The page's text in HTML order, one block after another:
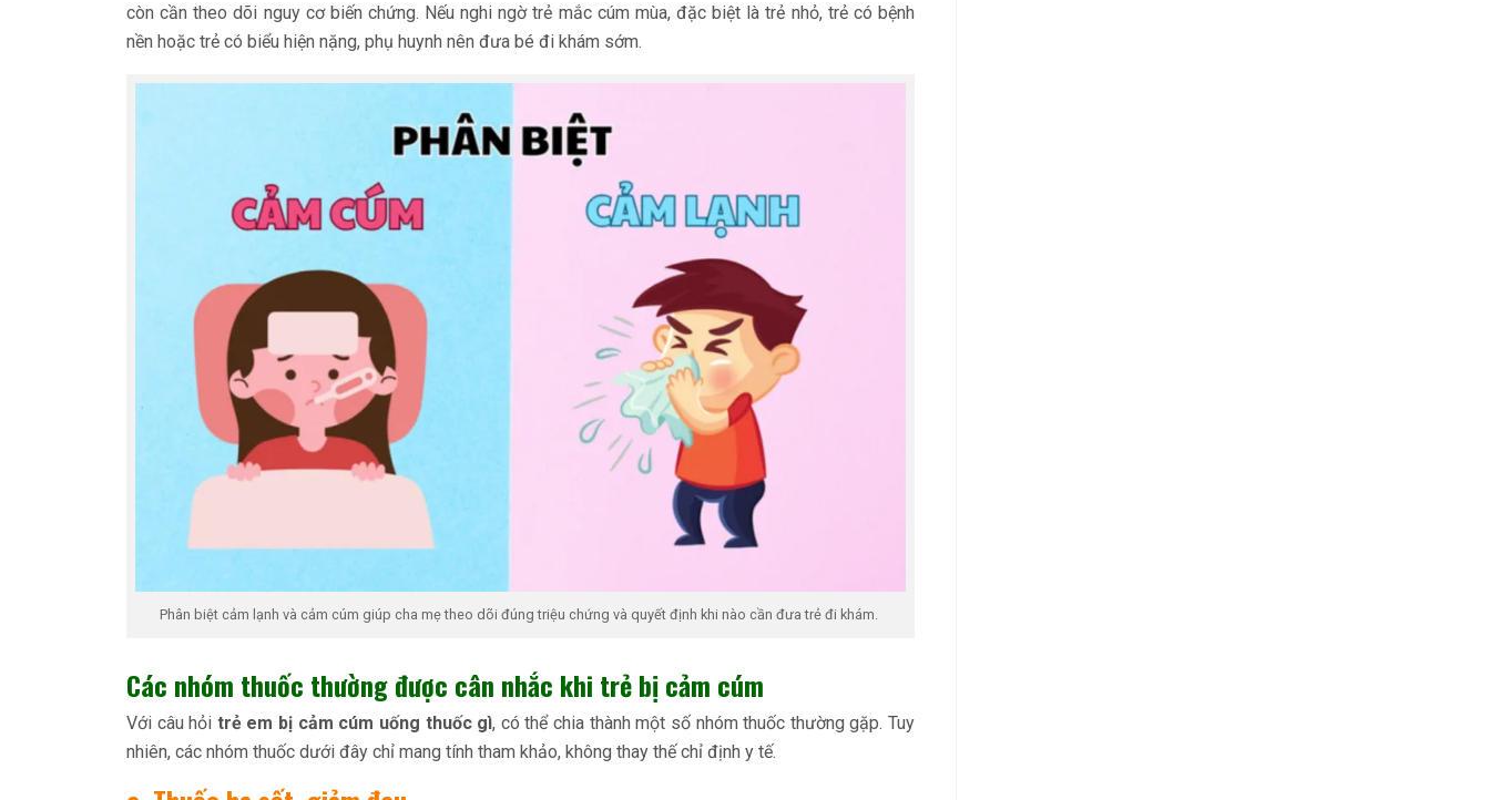
còn cần theo dõi nguy cơ biến chứng. Nếu nghi ngờ trẻ mắc cúm mùa, đặc biệt là trẻ nhỏ, trẻ có bệnh
nền hoặc trẻ có biểu hiện nặng, phụ huynh nên đưa bé đi khám sớm.
Phân biệt cảm lạnh và cảm cúm giúp cha mẹ theo dõi đúng triệu chứng và quyết định khi nào cần đưa trẻ đi khám.
Các nhóm thuốc thường được cân nhắc khi trẻ bị cảm cúm
Với câu hỏi trẻ em bị cảm cúm uống thuốc gì, có thể chia thành một số nhóm thuốc thường gặp. Tuy
nhiên, các nhóm thuốc dưới đây chỉ mang tính tham khảo, không thay thế chỉ định y tế.